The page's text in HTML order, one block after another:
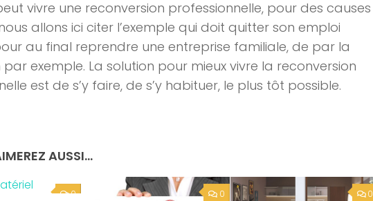
vivre une reconversion professionnelle, pour des causes
allons ici citer l’exemple qui doit quitter son emploi
au final reprendre une entreprise familiale, de par la
par exemple. La solution pour mieux vivre la reconversion
est de s’y faire, de s’y habituer, le plus tôt possible.
AUSSI...
0 0 0